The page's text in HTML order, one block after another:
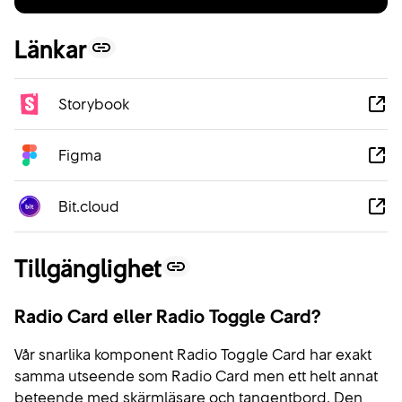
Länkar
Storybook
Figma
Bit.cloud
Tillgänglighet
Radio Card eller Radio Toggle Card?
Vår snarlika komponent Radio Toggle Card har exakt
samma utseende som Radio Card men ett helt annat
beteende med skärmläsare och tangentbord. Den